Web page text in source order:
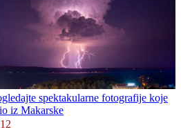
spektakularne fotografije koje
iz Makarske